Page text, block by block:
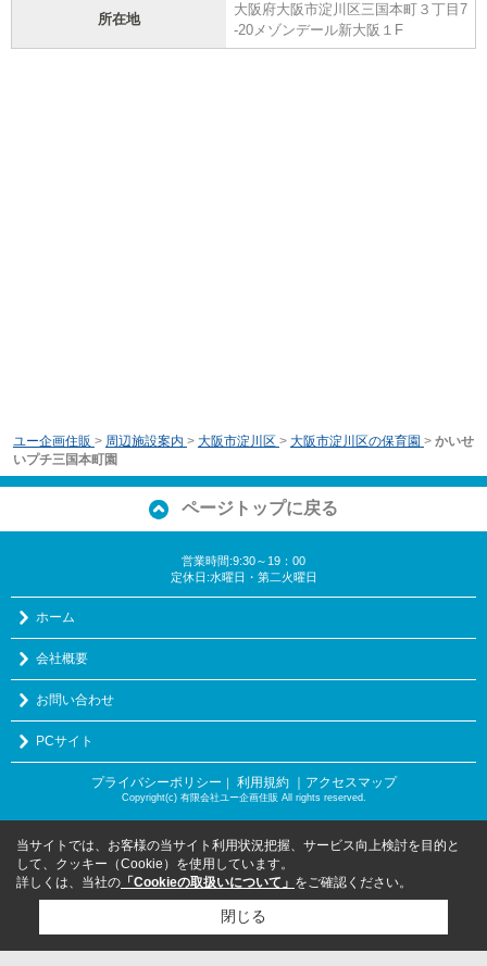
所在地
大阪府大阪市淀川区三国本町３丁目7
-20メゾンデール新大阪１F
ユー企画住販 > 周辺施設案内 > 大阪市淀川区 > 大阪市淀川区の保育園 > かいせ
いプチ三国本町園
ページトップに戻る
営業時間:9:30～19：00
定休日:水曜日・第二火曜日
ホーム
会社概要
お問い合わせ
PCサイト
プライバシーポリシー ｜ 利用規約 ｜アクセスマップ
Copyright(c) 有限会社ユー企画住販 All rights reserved.
当サイトでは、お客様の当サイト利用状況把握、サービス向上検討を目的と
して、クッキー（Cookie）を使用しています。
詳しくは、当社の 「Cookieの取扱いについて」 をご確認ください。
閉じる